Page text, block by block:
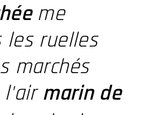
me
les ruelles
marchés
l'air marin de